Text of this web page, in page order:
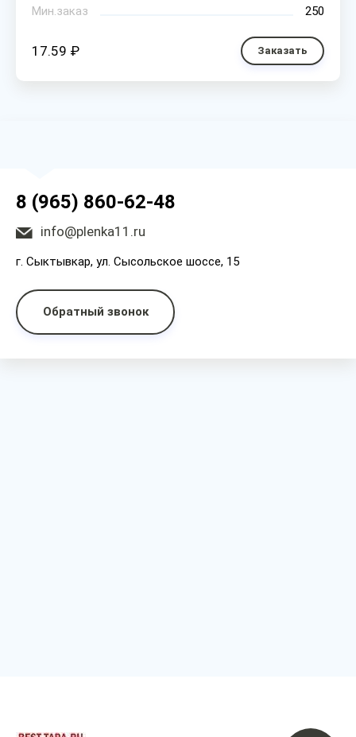
Мин.заказ
250
17.59 ₽ Заказать
8 (965) 860-62-48
info@plenka11.ru
г. Сыктывкар, ул. Сысольское шоссе, 15
Обратный звонок